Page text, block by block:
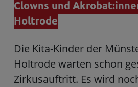
Clowns und
Holtrode
Die Kita-Kinder der
Holtrode warten schon
Zirkusauftritt. Es wird